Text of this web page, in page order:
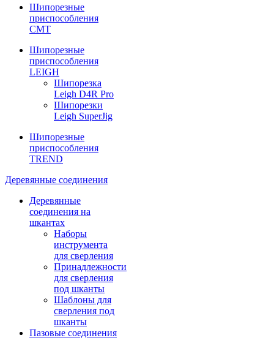
Шипорезные
приспособления
CMT
Шипорезные
приспособления
LEIGH
Шипорезка
Leigh D4R Pro
Шипорезки
Leigh SuperJig
Шипорезные
приспособления
TREND
Деревянные соединения
Деревянные
соединения на
шкантах
Наборы
инструмента
для сверления
Принадлежности
для сверления
под шканты
Шаблоны для
сверления под
шканты
Пазовые соединения